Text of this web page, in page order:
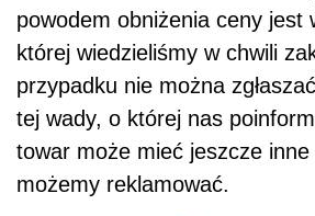
powodem obniżenia ceny jest
której wiedzieliśmy w chwili
przypadku nie można
tej wady, o której nas
towar może mieć jeszcze
możemy reklamować.